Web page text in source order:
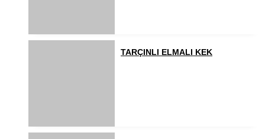
TARÇINLI ELMALI KEK